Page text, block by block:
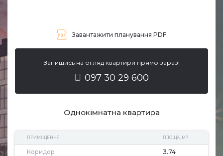
Однокімнатна квартира
ПРИМІЩЕННЯ ПЛОЩА, М 2
Коридор
3.74
Завантажити планування PDF
Запишись на огляд квартири прямо зараз!
097 30 29 600